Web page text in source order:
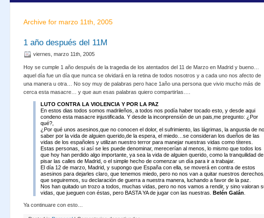
Archive for marzo 11th, 2005
1 año después del 11M
viernes, marzo 11th, 2005
Hoy se cumple 1 año después de la tragedia de los atentados del 11 de Marzo en Madrid y bueno…
aquel día fue un día que nunca se olvidará en la retina de todos nosotros y a cada uno nos afecto de
una manera u otra… No soy muy de palabras pero hace 1año una persona que vivio mucho más de
cerca esta masacre… y que aun esas palabras quiero compartirlas….
LUTO CONTRA LA VIOLENCIA Y POR LA PAZ
En estos dias todos somos madrileños, a todos nos podía haber tocado esto, y desde aqui
condeno esta masacre injustificada. Y desde la inconprensión de un pais,me pregunto: ¿Por
qué?,
¿Por qué unos asesinos,que no conocen el dolor, el sufrimiento, las lágrimas, la angustia de no
saber por la vida de alguien querido,de la espera, el miedo…se consideran los dueños de las
vidas de los españoles y utilizan nuestro terror para manejar nuestras vidas como títeres.
Estas personas, si así se les puede denominar, merecerían al menos, lo mismo que todos los
que hoy han perdido algo importante, ya sea la vida de alguien querido, como la tranquilidad de
pisar las calles de Madrid, o el simple hecho de comenzar un día para ir a trabajar.
El día 12 de marzo, Madrid, y supongo que España con ella, se moverá en contra de estos
asesinos para dejarles claro, que tenemos miedo, pero no nos van a quitar nuestros derechos,
que seguiremos, su declaración de guerra a nuestra manera, luchando a favor de la paz.
Nos han quitado un trozo a todos, muchas vidas, pero no nos vamos a rendir, y sino valoran
vidas, que jueguen con éstas, pero BASTA YA de jugar con las nuestras. Belén Galán
Ya continuare con esto…